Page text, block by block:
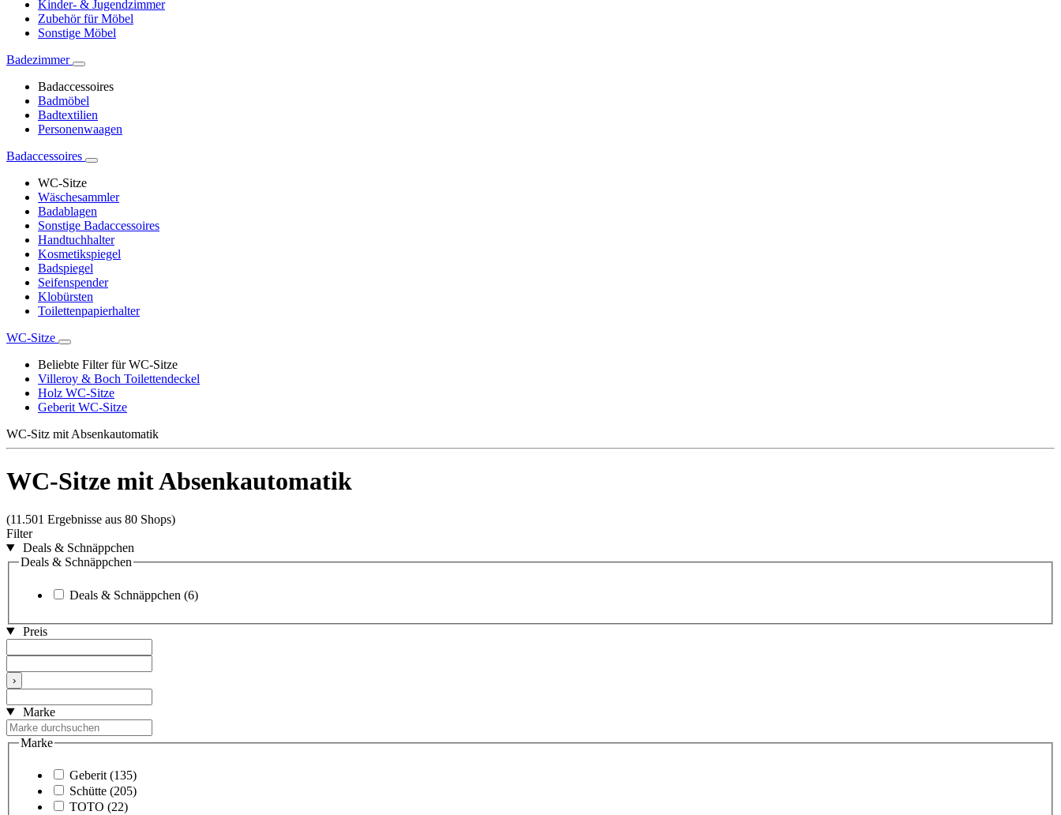
Kinder- & Jugendzimmer
Zubehör für Möbel
Sonstige Möbel
Badezimmer
Badaccessoires
Badmöbel
Badtextilien
Personenwaagen
Badaccessoires
WC-Sitze
Wäschesammler
Badablagen
Sonstige Badaccessoires
Handtuchhalter
Kosmetikspiegel
Badspiegel
Seifenspender
Klobürsten
Toilettenpapierhalter
WC-Sitze
Beliebte Filter für WC-Sitze
Villeroy & Boch Toilettendeckel
Holz WC-Sitze
Geberit WC-Sitze
WC-Sitz mit Absenkautomatik
WC-Sitze mit Absenkautomatik
(11.501 Ergebnisse aus 80 Shops)
Filter
Deals & Schnäppchen
Deals & Schnäppchen
Deals & Schnäppchen (6)
Preis
›
Marke
Marke
Geberit (135)
Schütte (205)
TOTO (22)